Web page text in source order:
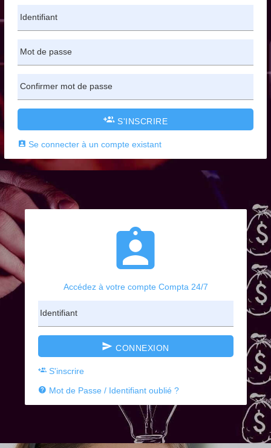
Identifiant
Mot de passe
Confirmer mot de passe
S'INSCRIRE
Se connecter à un compte existant
Accédez à votre compte Compta 24/7
Identifiant
CONNEXION
S'inscrire
Mot de Passe / Identifiant oublié ?